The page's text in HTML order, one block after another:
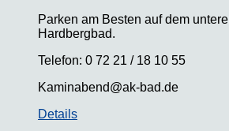
Parken am Besten auf dem
Hardbergbad.
Telefon: 0 72 21 / 18 10 55
Kaminabend@ak-bad.de
Details